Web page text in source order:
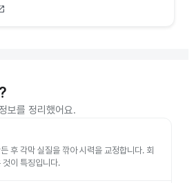
보를 정리했어요.
후 각막 실질을 깎아 시력을 교정합니다. 회
이 특징입니다.